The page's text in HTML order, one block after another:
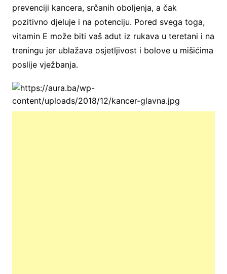
prevenciji kancera, srčanih oboljenja, a čak
pozitivno djeluje i na potenciju. Pored svega toga,
vitamin E može biti vaš adut iz rukava u teretani i na
treningu jer ublažava osjetljivost i bolove u mišićima
poslije vježbanja.